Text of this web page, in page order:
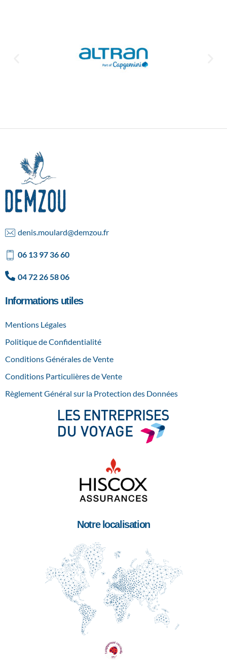
AGENCE SPÉCIALISÉE DANS LA CRÉATION SUR MESURE ET DANS L'ORGANISATION DE SÉMINAIRES
denis.moulard@demzou.fr
06 13 97 36 60
04 72 26 58 06
Informations utiles
Mentions Légales
Politique de Confidentialité
Conditions Générales de Vente
Conditions Particulières de Vente
Règlement Général sur la Protection des Données
Notre localisation